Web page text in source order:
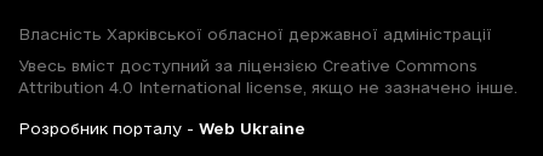
Власність Харківської обласної державної адміністрації
Увесь вміст доступний за ліцензією Creative Commons
Attribution 4.0 International license, якщо не зазначено інше.
Розробник порталу - Web Ukraine